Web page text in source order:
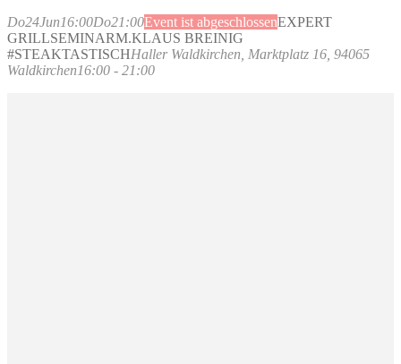
Do24Jun16:00Do21:00Event ist abgeschlossenEXPERT
GRILLSEMINARM.KLAUS BREINIG
#STEAKTASTISCHHaller Waldkirchen , Marktplatz 16, 94065
Waldkirchen16:00 - 21:00